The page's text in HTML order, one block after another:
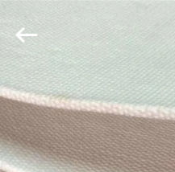
ДОМ
ПРОДУКТЫ
Rights
Reserved.
Developed
by